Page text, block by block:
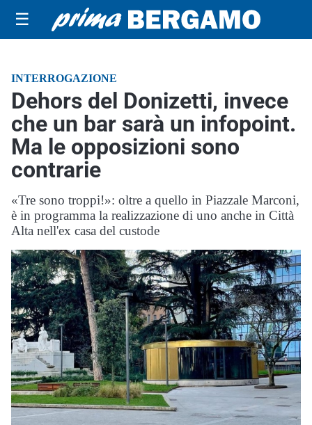
☰
INTERROGAZIONE
Dehors del Donizetti, invece
che un bar sarà un infopoint.
Ma le opposizioni sono
contrarie
«Tre sono troppi!»: oltre a quello in Piazzale Marconi,
è in programma la realizzazione di uno anche in Città
Alta nell'ex casa del custode